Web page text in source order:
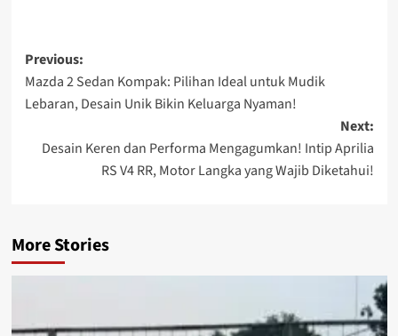
Previous:
Mazda 2 Sedan Kompak: Pilihan Ideal untuk Mudik
Lebaran, Desain Unik Bikin Keluarga Nyaman!
Next:
Desain Keren dan Performa Mengagumkan! Intip Aprilia
RS V4 RR, Motor Langka yang Wajib Diketahui!
More Stories